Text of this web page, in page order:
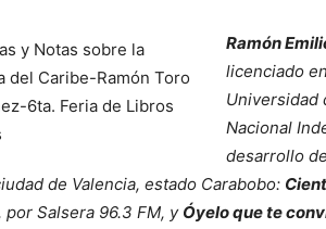
Ramón
licenciado
Universidad
Nacional
desarrollo
de Valencia, estado Carabobo:
, por Salsera 96.3 FM, y Óyelo que te